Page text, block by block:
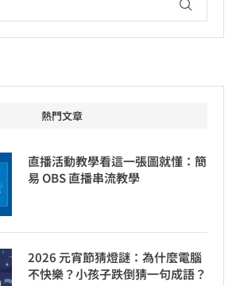
熱門文章
直播活動教學看這一張圖就懂：簡
易 OBS 直播串流教學
2026 元宵節猜燈謎：為什麼電腦
不快樂？小孩子跌倒猜一句成語？